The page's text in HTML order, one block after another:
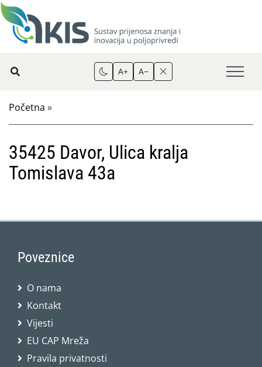
A+ A−
Početna »
35425 Davor, Ulica kralja
Tomislava 43a
Poveznice
O nama
Kontakt
Vijesti
EU CAP Mreža
Pravila privatnosti